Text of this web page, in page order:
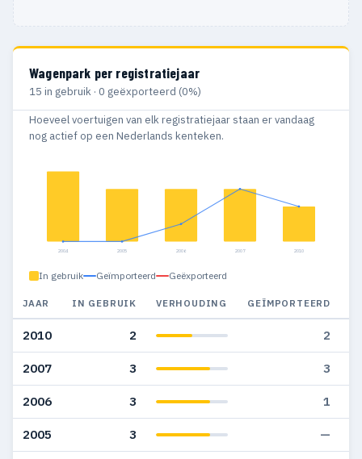
Wagenpark per registratiejaar
15 in gebruik · 0 geëxporteerd (0%)
Hoeveel voertuigen van elk registratiejaar staan er vandaag
nog actief op een Nederlands kenteken.
2004 2005 2006 2007 2010
In gebruik Geïmporteerd Geëxporteerd
JAAR IN GEBRUIK VERHOUDING GEÏMPORTEERD
2010 2 2
2007 3 3
2006 3 1
2005 3 —